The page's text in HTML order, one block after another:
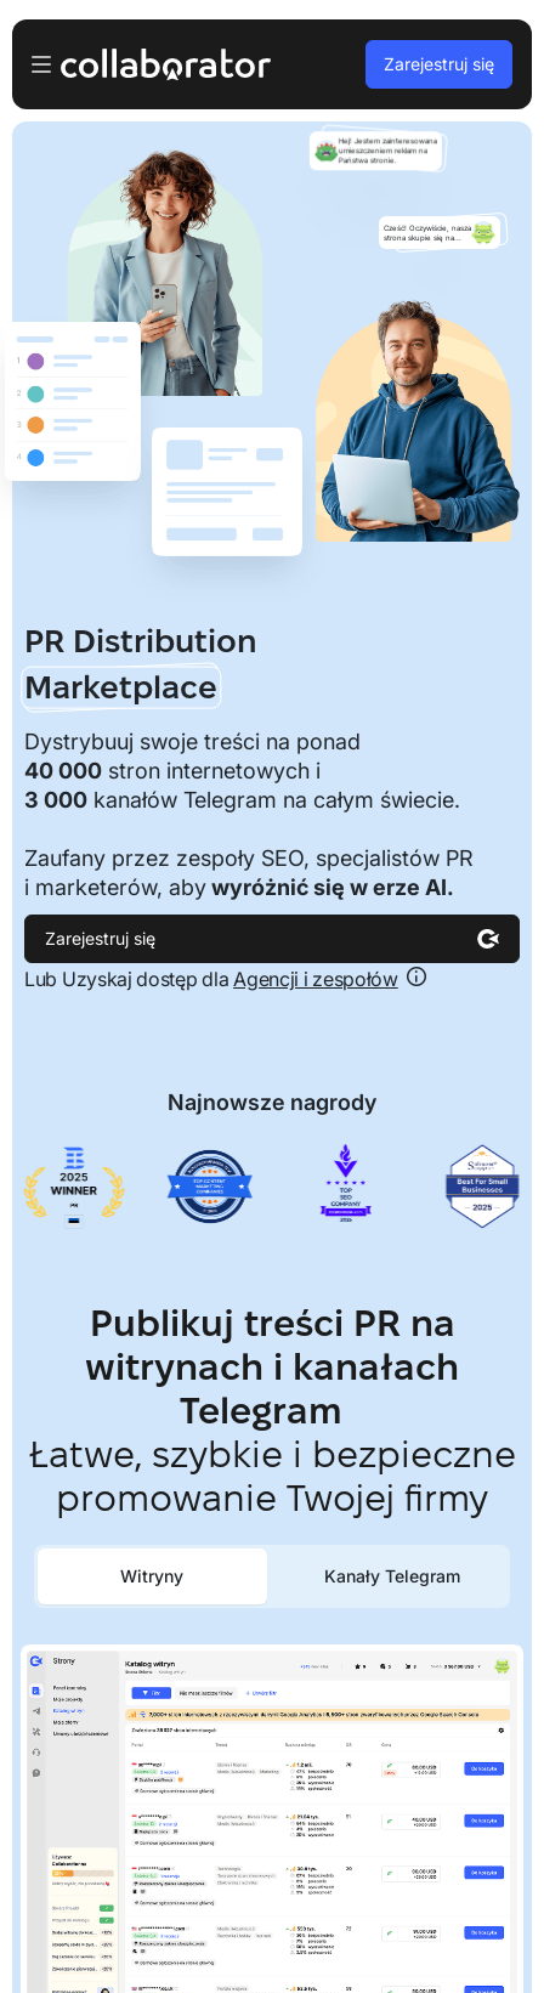
Dla reklamodawców
Dla wydawców
Dla agencji
Podcasty i webinary
Blog
Zarezerwuj demo
Polski
Darmowa rejestracja
Zarejestruj się
PR Distribution
Marketplace
Dystrybuuj swoje treści na ponad
40 000 stron internetowych i
3 000 kanałów Telegram na całym świecie.
Zaufany przez zespoły SEO, specjalistów PR
i marketerów, abywyróżnić się w erze AI.
Zarejestruj się
Lub Uzyskaj dostęp dla Agencji i zespołów
Hej! Jestem zainteresowana
umieszczeniem reklam na
Państwa stronie.
Cześć! Oczywiście, nasza
strona skupie się na...
Najnowsze nagrody
Publikuj treści PR na
witrynach i kanałach
Telegram
Łatwe, szybkie i bezpieczne
promowanie Twojej firmy
Witryny Kanały Telegram